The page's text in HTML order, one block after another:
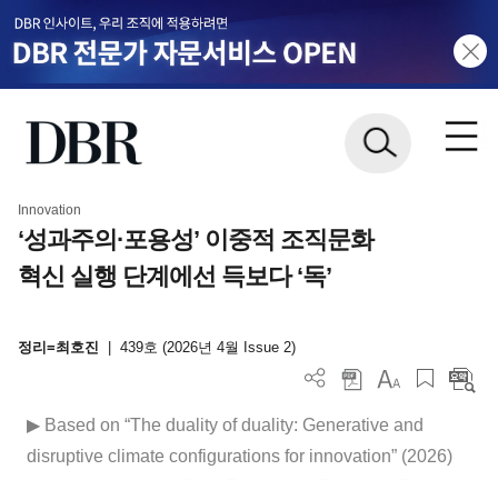
Innovation
‘성과주의·포용성’ 이중적 조직문화
혁신 실행 단계에선 득보다 ‘독’
정리=최호진 439호 (2026년 4월 Issue 2)
▶ Based on “The duality of duality: Generative and
disruptive climate configurations for innovation” (2026)